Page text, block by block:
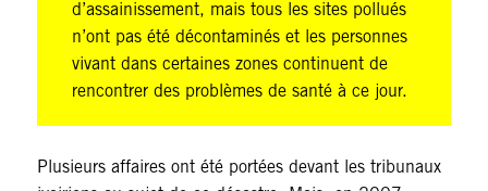
d’assainissement, mais tous les sites pollués
n’ont pas été décontaminés et les personnes
vivant dans certaines zones continuent de
rencontrer des problèmes de santé à ce jour.
Plusieurs affaires ont été portées devant les tribunaux